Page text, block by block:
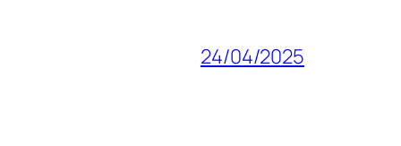
24/04/2025